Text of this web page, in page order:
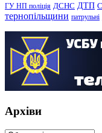
ГУ НП поліція ДСНС ДТП
тернопільщини патрульні
Архіви